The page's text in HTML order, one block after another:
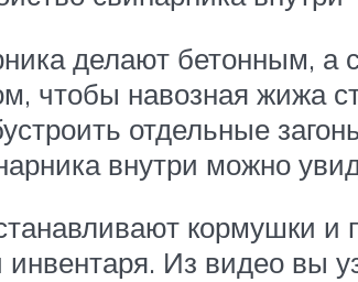
делают бетонным,
чтобы навозная жижа
отдельные
внутри можно
кормушки
Из видео вы